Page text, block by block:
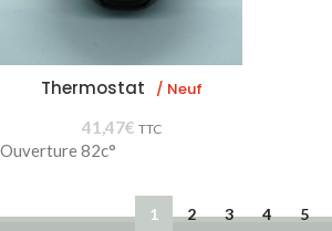
Thermostat / Neuf
41,47€ TTC
Ouverture 82c°
1 2 3 4 5